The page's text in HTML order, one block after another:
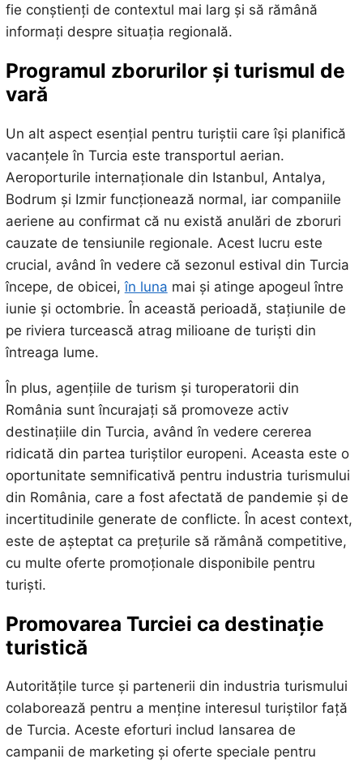
fie conștienți de contextul mai larg și să rămână
informați despre situația regională.
Programul zborurilor și turismul de
vară
Un alt aspect esențial pentru turiștii care își planifică
vacanțele în Turcia este transportul aerian.
Aeroporturile internaționale din Istanbul, Antalya,
Bodrum și Izmir funcționează normal, iar companiile
aeriene au confirmat că nu există anulări de zboruri
cauzate de tensiunile regionale. Acest lucru este
crucial, având în vedere că sezonul estival din Turcia
începe, de obicei,în luna mai și atinge apogeul între
iunie și octombrie. În această perioadă, stațiunile de
pe riviera turcească atrag milioane de turiști din
întreaga lume.
În plus, agențiile de turism și turoperatorii din
România sunt încurajați să promoveze activ
destinațiile din Turcia, având în vedere cererea
ridicată din partea turiștilor europeni. Aceasta este o
oportunitate semnificativă pentru industria turismului
din România, care a fost afectată de pandemie și de
incertitudinile generate de conflicte. În acest context,
este de așteptat ca prețurile să rămână competitive,
cu multe oferte promoționale disponibile pentru
turiști.
Promovarea Turciei ca destinație
turistică
Autoritățile turce și partenerii din industria turismului
colaborează pentru a menține interesul turiștilor față
de Turcia. Aceste eforturi includ lansarea de
campanii de marketing și oferte speciale pentru